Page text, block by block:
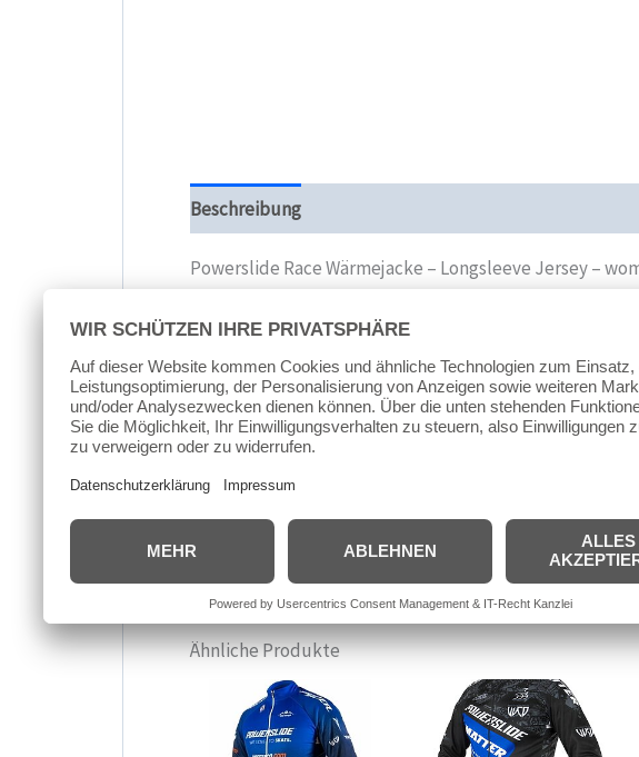
Beschreibung
Powerslide Race Wärmejacke – Longsleeve Jersey –
100% Polyester
warme, angerauhte Innenseite
3 Taschen auf der Rückseite, extra Reißverschluss an
Ähnliche Produkte